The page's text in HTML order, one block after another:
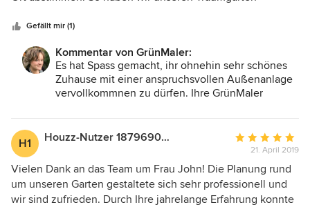
Gefällt mir (1)
Kommentar von GrünMaler:
Es hat Spass gemacht, ihr ohnehin sehr schönes
Zuhause mit einer anspruchsvollen Außenanlage
vervollkommnen zu dürfen. Ihre GrünMaler
H1 Houzz-Nutzer 187969034
Bewertung:
5
von
5
21. April 2019
Vielen Dank an das Team um Frau John! Die Planung rund
um unseren Garten gestaltete sich sehr professionell und
wir sind zufrieden. Durch Ihre jahrelange Erfahrung konnte